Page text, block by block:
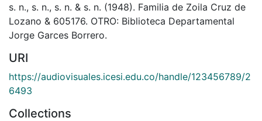
s. n., s. n., s. n. & s. n. (1948). Familia de Zoila Cruz de
Lozano & 605176. OTRO: Biblioteca Departamental
Jorge Garces Borrero.
URI
https://audiovisuales.icesi.edu.co/handle/123456789/2
6493
Collections